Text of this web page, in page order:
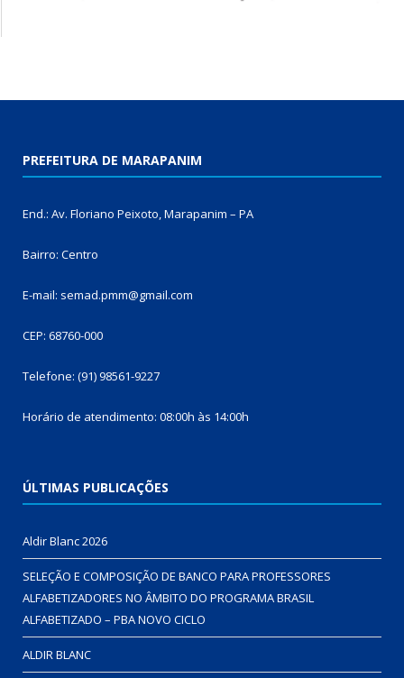
PREFEITURA DE MARAPANIM
End.: Av. Floriano Peixoto, Marapanim – PA
Bairro: Centro
E-mail: semad.pmm@gmail.com
CEP: 68760-000
Telefone: (91) 98561-9227
Horário de atendimento: 08:00h às 14:00h
ÚLTIMAS PUBLICAÇÕES
Aldir Blanc 2026
SELEÇÃO E COMPOSIÇÃO DE BANCO PARA PROFESSORES
ALFABETIZADORES NO ÂMBITO DO PROGRAMA BRASIL
ALFABETIZADO – PBA NOVO CICLO
ALDIR BLANC